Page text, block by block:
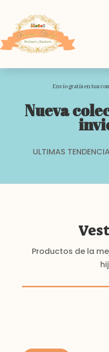
Envio gratis en tus
Nueva
ULTIMAS
Productos de la